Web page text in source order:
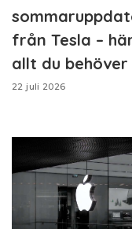
från Tesla –
allt du
22 juli 2026